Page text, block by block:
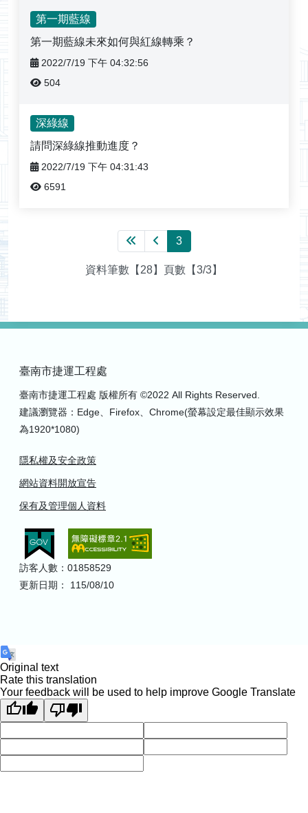
第一期藍線
第一期藍線未來如何與紅線轉乘？
2022/7/19 下午 04:32:56
504
深綠線
請問深綠線推動進度？
2022/7/19 下午 04:31:43
6591
第一頁上一頁
3
資料筆數【28】頁數【3/3】
臺南市捷運工程處
臺南市捷運工程處 版權所有 ©2022 All Rights Reserved.
建議瀏覽器：Edge、Firefox、Chrome(螢幕設定最佳顯示效果
為1920*1080)
隱私權及安全政策
網站資料開放宣告
保有及管理個人資料
訪客人數：01858529
更新日期： 115/08/10
Original text
Rate this translation
Your feedback will be used to help improve Google Translate